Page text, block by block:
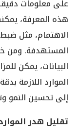
على معلومات
هذه المعرفة،
الاهتمام، مثل
المستهدفة. ومن
البيانات، يمكن
الموارد اللازمة
إلى تحسين النمو
تقليل هدر